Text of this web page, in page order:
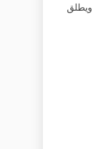
Crypto.com يستحوذ على ai.com ويطلق